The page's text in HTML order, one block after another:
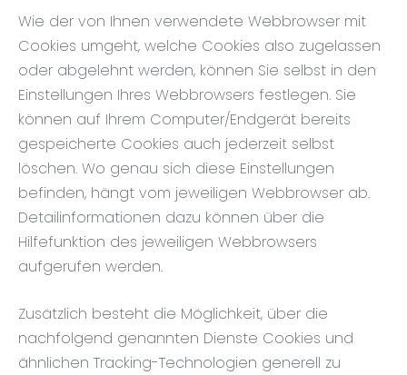
Wie der von Ihnen verwendete Webbrowser mit
Cookies umgeht, welche Cookies also zugelassen
oder abgelehnt werden, können Sie selbst in den
Einstellungen Ihres Webbrowsers festlegen. Sie
können auf Ihrem Computer/Endgerät bereits
gespeicherte Cookies auch jederzeit selbst
löschen. Wo genau sich diese Einstellungen
befinden, hängt vom jeweiligen Webbrowser ab.
Detailinformationen dazu können über die
Hilfefunktion des jeweiligen Webbrowsers
aufgerufen werden.
Zusätzlich besteht die Möglichkeit, über die
nachfolgend genannten Dienste Cookies und
ähnlichen Tracking-Technologien generell zu